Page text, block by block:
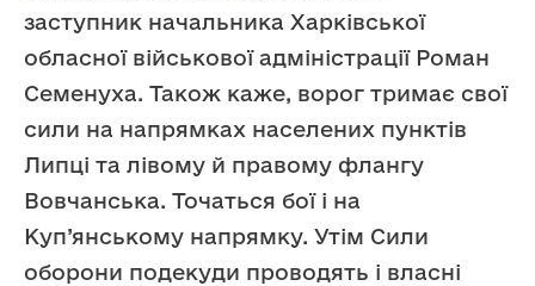
заступник начальника Харківської
обласної військової адміністрації Роман
Семенуха. Також каже, ворог тримає свої
сили на напрямках населених пунктів
Липці та лівому й правому флангу
Вовчанська. Точаться бої і на
Куп’янському напрямку. Утім Сили
оборони подекуди проводять і власні